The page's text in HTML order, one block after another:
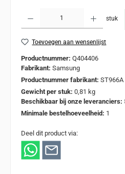
stuk
Toevoegen aan wensenlijst
Productnummer: Q404406
Fabrikant: Samsung
Productnummer fabrikant: ST966A
Gewicht per stuk: 0,81 kg
Beschikbaar bij onze leveranciers:
Minimale bestelhoeveelheid: 1
Deel dit product via: